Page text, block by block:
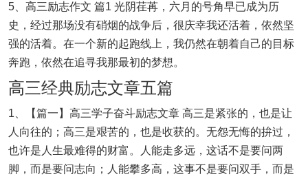
5、高三励志作文 篇1 光阴荏苒，六月的号角早已成为历
史，经过那场没有硝烟的战争后，很庆幸我还活着，依然坚
强的活着。在一个新的起跑线上，我仍然在朝着自己的目标
奔跑，依然在追寻我那最初的梦想。
高三经典励志文章五篇
1、【篇一】高三学子奋斗励志文章 高三是紧张的，也是让
人向往的；高三是艰苦的，也是收获的。无怨无悔的拚过，
也许是人生最难得的财富。人能走多远，这话不是要问两
脚，而是要问志向；人能攀多高，这事不是要问双手，而是